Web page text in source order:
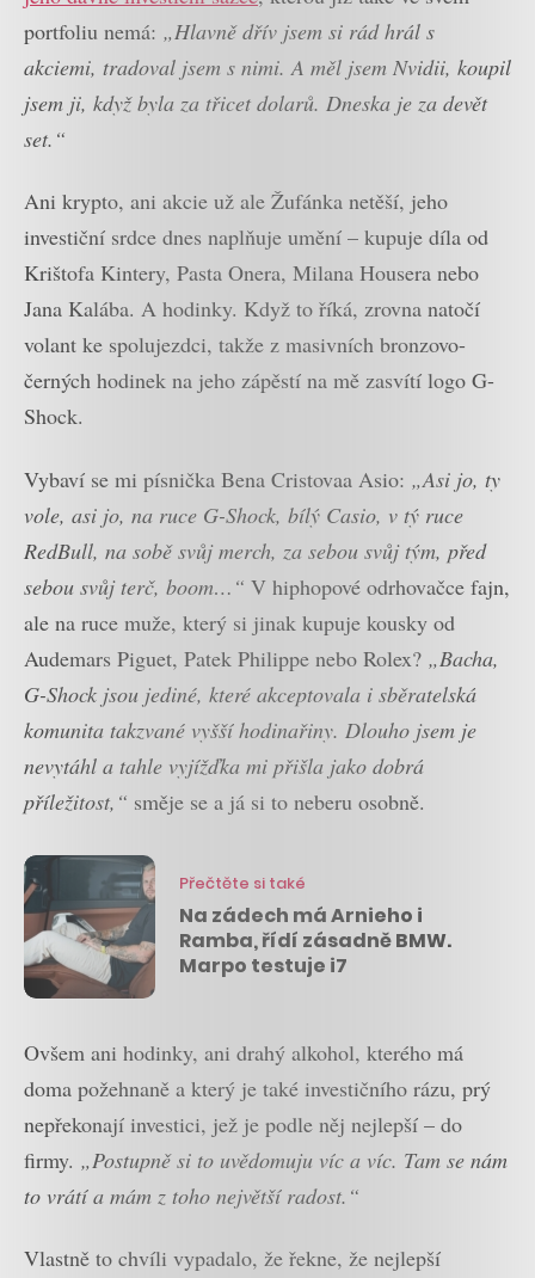
portfoliu nemá: „Hlavně dřív jsem si rád hrál s
akciemi, tradoval jsem s nimi. A měl jsem Nvidii, koupil
jsem ji, když byla za třicet dolarů. Dneska je za devět
set.“
Ani krypto, ani akcie už ale Žufánka netěší, jeho
investiční srdce dnes naplňuje umění – kupuje díla od
Krištofa Kintery, Pasta Onera, Milana Housera nebo
Jana Kalába. A hodinky. Když to říká, zrovna natočí
volant ke spolujezdci, takže z masivních bronzovo-
černých hodinek na jeho zápěstí na mě zasvítí logo G-
Shock.
Vybaví se mi písnička Bena Cristovaa Asio: „Asi jo, ty
vole, asi jo, na ruce G-Shock, bílý Casio, v tý ruce
RedBull, na sobě svůj merch, za sebou svůj tým, před
sebou svůj terč, boom…“ V hiphopové odrhovačce fajn,
ale na ruce muže, který si jinak kupuje kousky od
Audemars Piguet, Patek Philippe nebo Rolex? „Bacha,
G-Shock jsou jediné, které akceptovala i sběratelská
komunita takzvané vyšší hodinařiny. Dlouho jsem je
nevytáhl a tahle vyjížďka mi přišla jako dobrá
příležitost,“ směje se a já si to neberu osobně.
Přečtěte si také
Na zádech má Arnieho i
Ramba, řídí zásadně BMW.
Marpo testuje i7
Ovšem ani hodinky, ani drahý alkohol, kterého má
doma požehnaně a který je také investičního rázu, prý
nepřekonají investici, jež je podle něj nejlepší – do
firmy. „Postupně si to uvědomuju víc a víc. Tam se nám
to vrátí a mám z toho největší radost.“
Vlastně to chvíli vypadalo, že řekne, že nejlepší